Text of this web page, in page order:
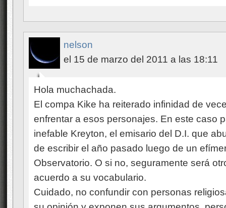
nelson
el 15 de marzo del 2011 a las 18:11
Hola muchachada.
El compa Kike ha reiterado infinidad de
enfrentar a esos personajes. En este caso
inefable Kreyton, el emisario del D.I. que
de escribir el año pasado luego de un
Observatorio. O si no, seguramente será
acuerdo a su vocabulario.
Cuidado, no confundir con personas